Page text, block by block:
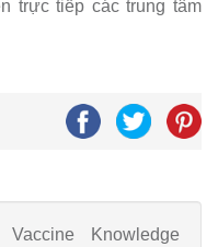
trực tiếp các trung tâm
Knowledge